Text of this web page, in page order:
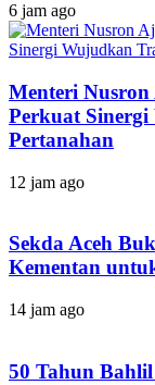
6 jam ago
Menteri
Perkuat
Pertanahan
12 jam ago
Sekda Aceh
Kementan
14 jam ago
50 Tahun